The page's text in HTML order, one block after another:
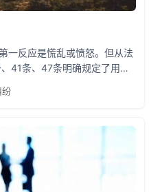
一反应是慌乱或愤怒。但从法
41条、47条明确规定了用人
客观情况重大变化等条件，否
或N+1经济补偿。这就是你谈
纷